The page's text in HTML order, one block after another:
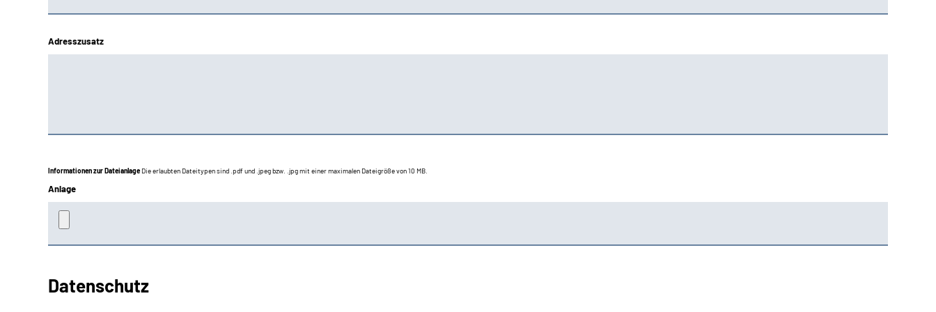
Adresszusatz
Informationen zur Dateianlage Die erlaubten Dateitypen sind .pdf und .jpeg bzw. .jpg mit einer maximalen Dateigröße von 10 MB.
Anlage
Datenschutz